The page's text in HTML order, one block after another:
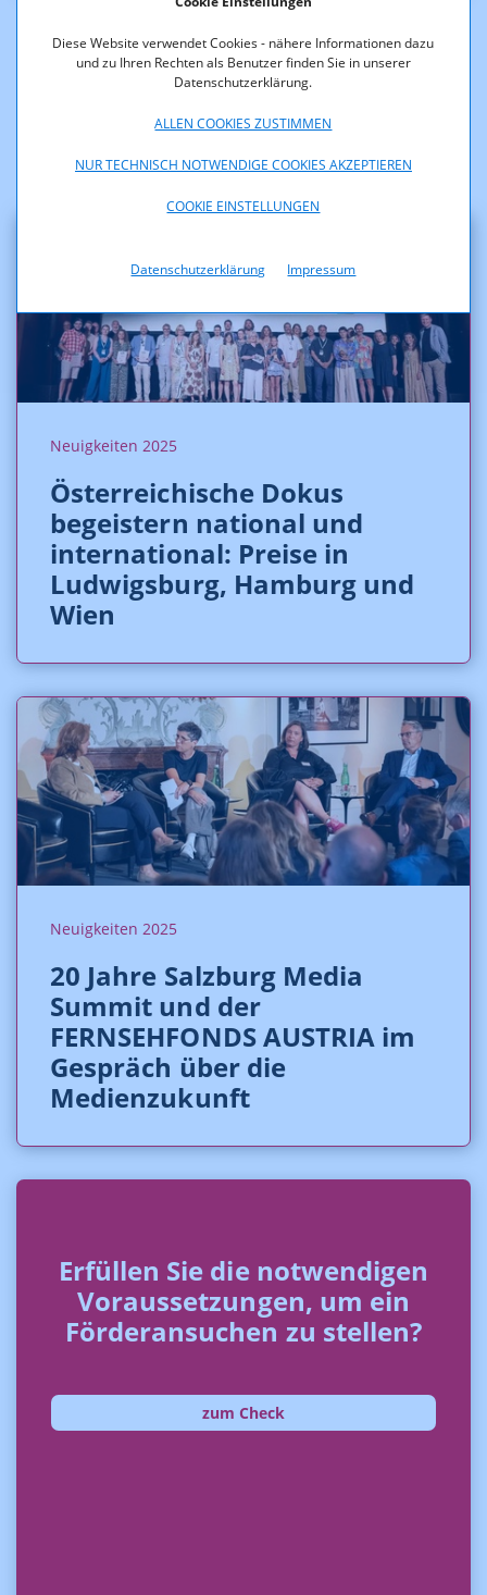
Diese Website verwendet Cookies - nähere Informationen dazu
und zu Ihren Rechten als Benutzer finden Sie in unserer
Datenschutzerklärung.
ALLEN COOKIES ZUSTIMMEN
NUR TECHNISCH NOTWENDIGE COOKIES AKZEPTIEREN
COOKIE EINSTELLUNGEN
Datenschutzerklärung Impressum
Neuigkeiten 2025
Österreichische Dokus
begeistern national und
international: Preise in
Ludwigsburg, Hamburg und
Wien
Neuigkeiten 2025
20 Jahre Salzburg Media
Summit und der
FERNSEHFONDS AUSTRIA im
Gespräch über die
Medienzukunft
Erfüllen Sie die notwendigen
Voraussetzungen, um ein
Förderansuchen zu stellen?
zum Check